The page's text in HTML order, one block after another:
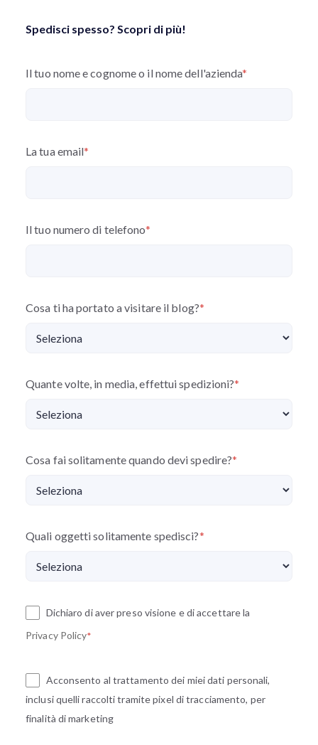
Spedisci spesso? Scopri di più!
Il tuo nome e cognome o il nome dell'azienda*
La tua email*
Il tuo numero di telefono*
Cosa ti ha portato a visitare il blog?*
Quante volte, in media, effettui spedizioni?*
Cosa fai solitamente quando devi spedire?*
Quali oggetti solitamente spedisci?*
Dichiaro di aver preso visione e di accettare la
Privacy Policy*
Acconsento al trattamento dei miei dati personali,
inclusi quelli raccolti tramite pixel di tracciamento, per
finalità di marketing